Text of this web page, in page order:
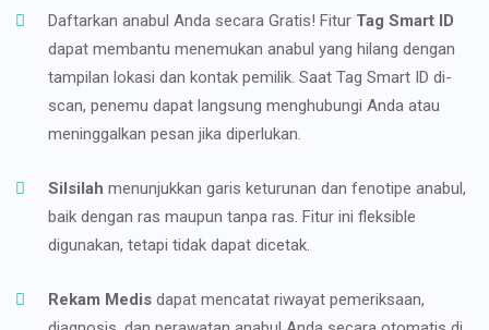
Daftarkan anabul Anda secara Gratis! Fitur Tag Smart ID
dapat membantu menemukan anabul yang hilang dengan
tampilan lokasi dan kontak pemilik. Saat Tag Smart ID di-
scan, penemu dapat langsung menghubungi Anda atau
meninggalkan pesan jika diperlukan.
Silsilah menunjukkan garis keturunan dan fenotipe anabul,
baik dengan ras maupun tanpa ras. Fitur ini fleksible
digunakan, tetapi tidak dapat dicetak.
Rekam Medis dapat mencatat riwayat pemeriksaan,